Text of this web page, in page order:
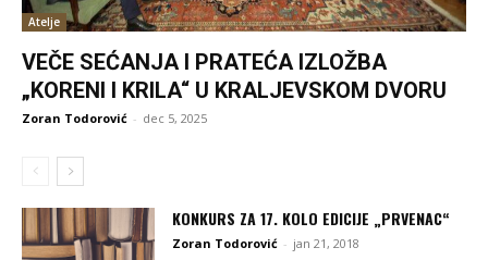
Atelje
VEČE SEĆANJA I PRATEĆA IZLOŽBA
„KORENI I KRILA“ U KRALJEVSKOM DVORU
Zoran Todorović - dec 5, 2025
KONKURS ZA 17. KOLO EDICIJE „PRVENAC“
Zoran Todorović - jan 21, 2018